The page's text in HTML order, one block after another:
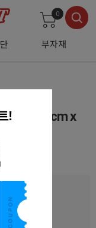
부자재
0
0004 - 45cm x
!